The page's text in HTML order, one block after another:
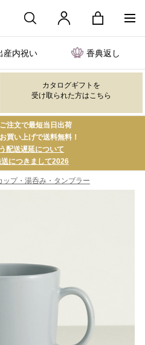
産内祝い 香典返し
カタログギフトを
受け取られた方はこちら
注文で最短当日出荷
買い上げで送料無料！
配送遅延について
につきまして2026
ップ・湯呑み・タンブラー